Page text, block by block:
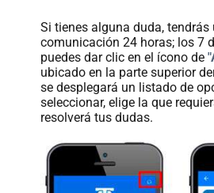
línea
Portabilidad
Paga
Recibo
Si tienes alguna duda, tendrás
comunicación 24 horas; los 7
puedes dar clic en el ícono de
ubicado en la parte superior
se desplegará un listado de
seleccionar, elige la que
resolverá tus dudas.